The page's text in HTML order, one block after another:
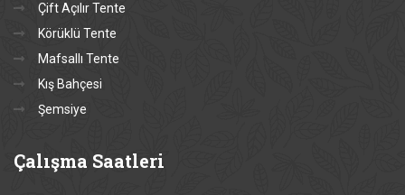
Çift Açılır Tente
Körüklü Tente
Mafsallı Tente
Kış Bahçesi
Şemsiye
Çalışma Saatleri